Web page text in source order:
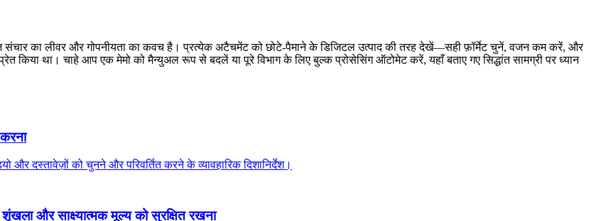
संचार का लीवर और गोपनीयता का कवच है। प्रत्येक अटैचमेंट को छोटे‑पैमाने के डिजिटल उत्पाद की तरह देखें—सही फ़ॉर्मेट चुनें, वजन कम करें, और
था। चाहे आप एक मेमो को मैन्युअल रूप से बदलें या पूरे विभाग के लिए बुल्क प्रोसेसिंग ऑटोमेट करें, यहाँ बताए गए सिद्धांत सामग्री पर ध्यान
और दस्तावेज़ों को चुनने और परिवर्तित करने के व्यावहारिक दिशानिर्देश।
और साक्ष्यात्मक मूल्य को सुरक्षित रखना